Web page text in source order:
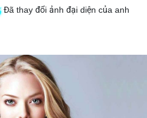
Đã thay đổi ảnh đại diện của anh